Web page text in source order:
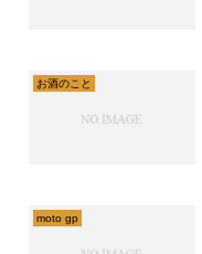
お酒のこと
moto gp